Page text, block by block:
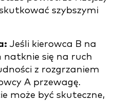
szybszymi
Jeśli kierowca B na
natknie się na ruch
z rozgrzaniem
A przewagę.
może być skuteczne,